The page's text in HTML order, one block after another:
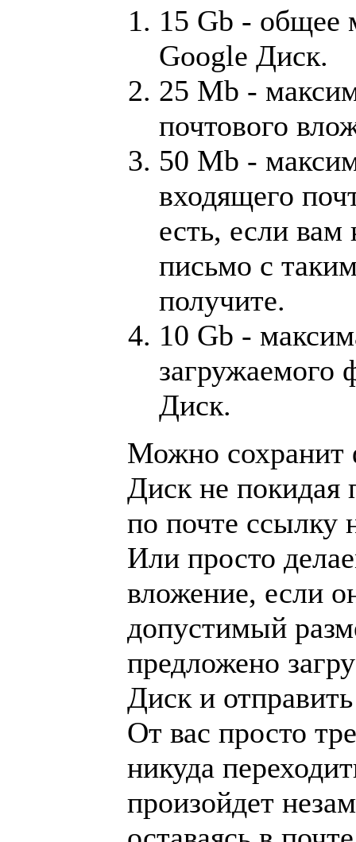
15 Gb - общее
Google Диск.
25 Mb -
почтового
50 Mb -
входящего
есть, если вам
письмо с
получите.
10 Gb -
загружаемого
Диск.
Можно сохранит
Диск не покидая
по почте ссылку
Или просто
вложение, если
допустимый
предложено
Диск и
От вас просто
никуда
произойдет